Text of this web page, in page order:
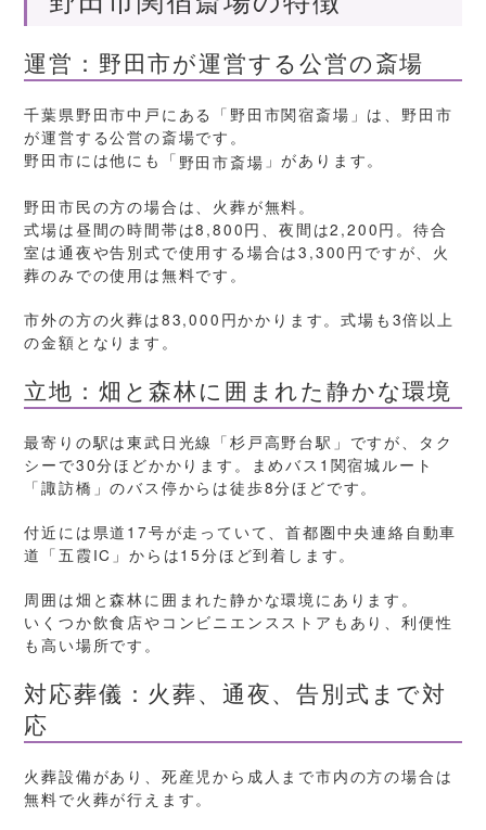
運営：野田市が運営する公営の斎場
千葉県野田市中戸にある「野田市関宿斎場」は、野田市
が運営する公営の斎場です。
野田市には他にも「 野田市斎場 」があります。
野田市民の方の場合は、火葬が無料。
式場は昼間の時間帯は8,800円、夜間は2,200円。待合
室は通夜や告別式で使用する場合は3,300円ですが、火
葬のみでの使用は無料です。
市外の方の火葬は83,000円かかります。式場も3倍以上
の金額となります。
立地：畑と森林に囲まれた静かな環境
最寄りの駅は東武日光線「杉戸高野台駅」ですが、タク
シーで30分ほどかかります。まめバス1関宿城ルート
「諏訪橋」のバス停からは徒歩8分ほどです。
付近には県道17号が走っていて、首都圏中央連絡自動車
道「五霞IC」からは15分ほど到着します。
周囲は畑と森林に囲まれた静かな環境にあります。
いくつか飲食店やコンビニエンスストアもあり、利便性
も高い場所です。
対応葬儀：火葬、通夜、告別式まで対
応
火葬設備があり、死産児から成人まで市内の方の場合は
無料で火葬が行えます。